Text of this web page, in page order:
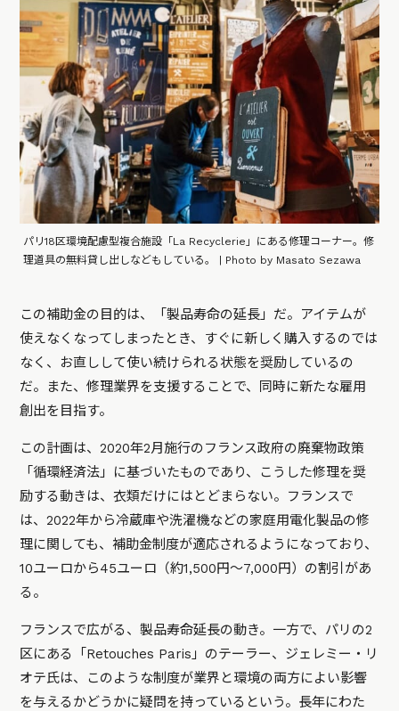
パリ18区環境配慮型複合施設「La Recyclerie」にある修理コーナー。修
理道具の無料貸し出しなどもしている。 | Photo by Masato Sezawa
この補助金の目的は、「製品寿命の延長」だ。アイテムが
使えなくなってしまったとき、すぐに新しく購入するのでは
なく、お直しして使い続けられる状態を奨励しているの
だ。また、修理業界を支援することで、同時に新たな雇用
創出を目指す。
この計画は、2020年2月施行のフランス政府の廃棄物政策
「循環経済法」に基づいたものであり、こうした修理を奨
励する動きは、衣類だけにはとどまらない。フランスで
は、2022年から冷蔵庫や洗濯機などの家庭用電化製品の修
理に関しても、補助金制度が適応されるようになっており、
10ユーロから45ユーロ（約1,500円〜7,000円）の割引があ
る。
フランスで広がる、製品寿命延長の動き。一方で、パリの2
区にある「Retouches Paris」のテーラー、ジェレミー・リ
オテ氏は、このような制度が業界と環境の両方によい影響
を与えるかどうかに疑問を持っているという。長年にわた